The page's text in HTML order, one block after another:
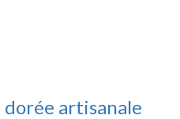
artisanale